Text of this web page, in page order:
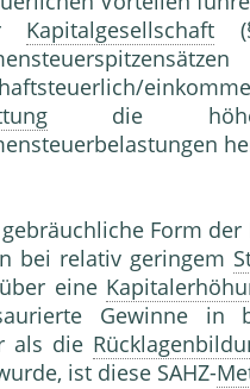
Kapitalgesellschaft
die höhere
Form
bei relativ geringem
eine
Gewinne in
als die
ist diese SAHZ-